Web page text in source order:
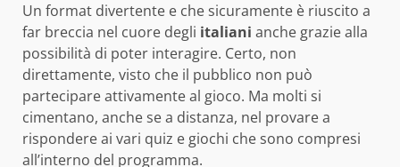
Un format divertente e che sicuramente è riuscito a
far breccia nel cuore degli italiani anche grazie alla
possibilità di poter interagire. Certo, non
direttamente, visto che il pubblico non può
partecipare attivamente al gioco. Ma molti si
cimentano, anche se a distanza, nel provare a
rispondere ai vari quiz e giochi che sono compresi
all’interno del programma.